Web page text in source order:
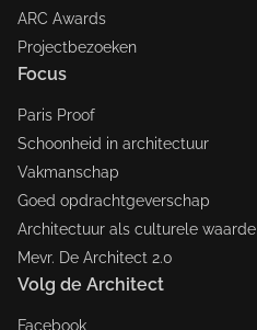
ARC Awards
Projectbezoeken
Focus
Paris Proof
Schoonheid in architectuur
Vakmanschap
Goed opdrachtgeverschap
Architectuur als culturele waarde
Mevr. De Architect 2.0
Volg de Architect
Facebook